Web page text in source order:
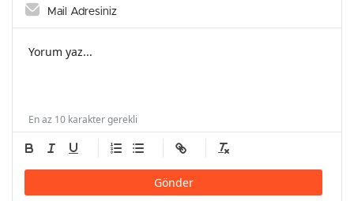
Gönder
En az 10 karakter gerekli